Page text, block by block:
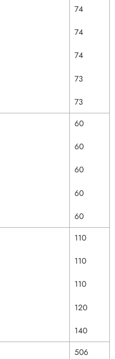
74
74
74
73
73
60
60
60
60
60
110
110
110
120
140
506